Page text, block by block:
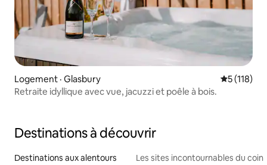
Logement · Glasbury Note
5 (118)
Retraite idyllique avec vue, jacuzzi et poêle à bois.
Destinations à découvrir
Destinations aux alentours Les sites incontournables du coin